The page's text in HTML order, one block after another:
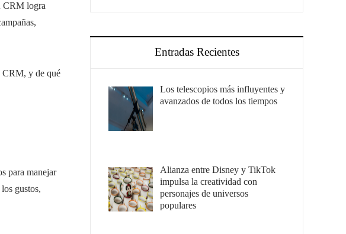
CRM logra
CRM, y de qué
para manejar
gustos,
Entradas Recientes
Los telescopios más influyentes y
avanzados de todos los tiempos
Alianza entre Disney y TikTok
impulsa la creatividad con
personajes de universos
populares